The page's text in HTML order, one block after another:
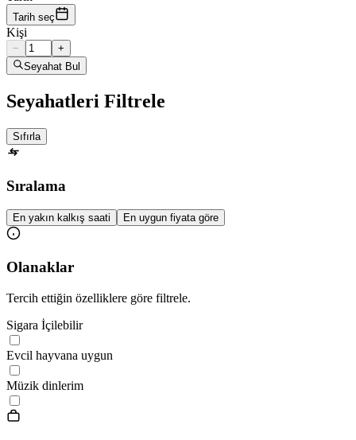
Tarih seç
Kişi
−
+
Seyahat Bul
Seyahatleri Filtrele
Sıfırla
Sıralama
En yakın kalkış saati En uygun fiyata göre
Olanaklar
Tercih ettiğin özelliklere göre filtrele.
Sigara İçilebilir
Evcil hayvana uygun
Müzik dinlerim